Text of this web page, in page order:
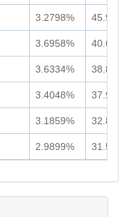
3.2798% 45.93亿
3.6958% 40.66亿
3.6334% 38.86亿
3.4048% 37.93亿
3.1859% 32.87亿
2.9899% 31.56亿